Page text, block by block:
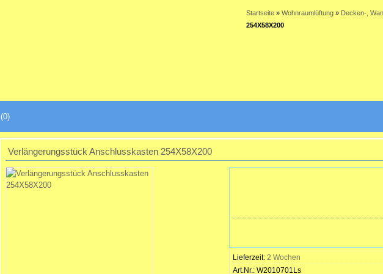
Startseite» Wohnraumlüftung» Decken-,
254X58X200
(0)
Verlängerungsstück Anschlusskasten 254X58X200
Lieferzeit: 2 Wochen
Art.Nr.: W2010701Ls